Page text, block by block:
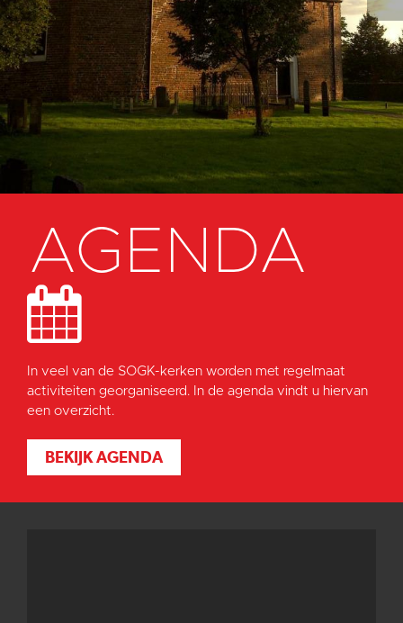
AGENDA
In veel van de SOGK-kerken worden met regelmaat
activiteiten georganiseerd. In de agenda vindt u hiervan
een overzicht.
BEKIJK AGENDA